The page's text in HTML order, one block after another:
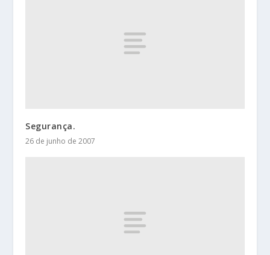
Segurança.
26 de junho de 2007